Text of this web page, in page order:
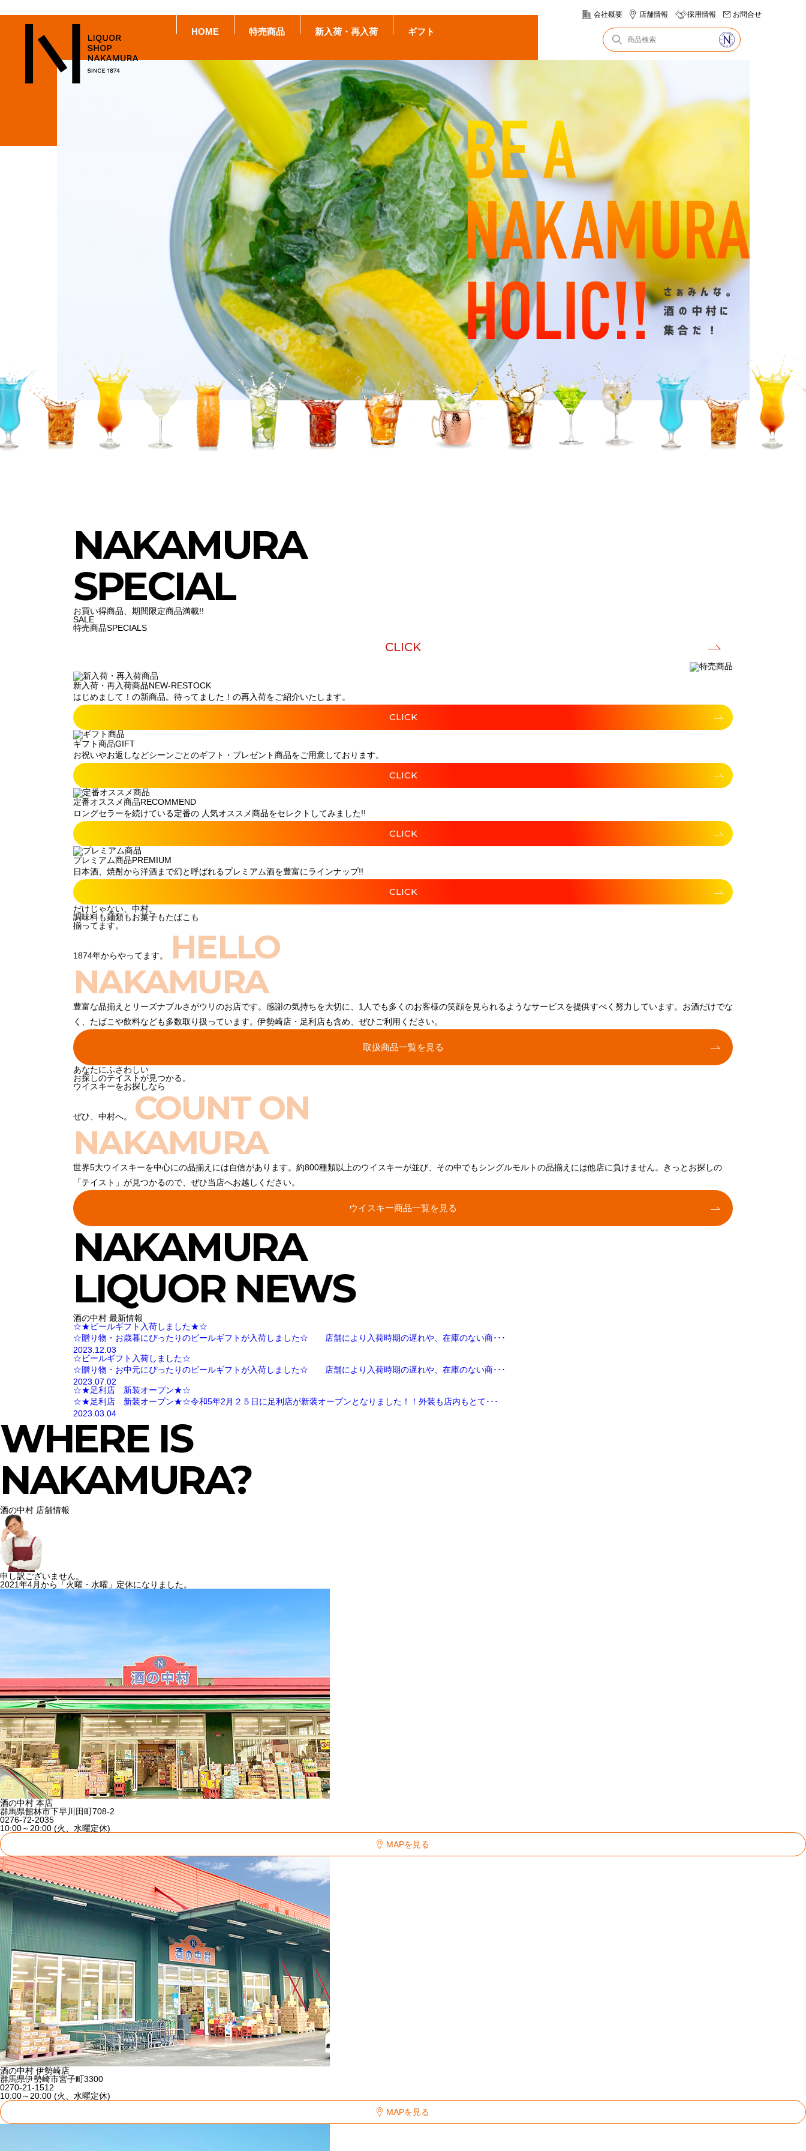
HOME 特売商品 新入荷・再入荷 ギフト
会社概要 店舗情報 採用情報 お問合せ
NAKAMURA
SPECIAL
お買い得商品、期間限定商品満載!!
SALE
特売商品SPECIALS
CLICK
新入荷・再入荷商品NEW-RESTOCK
はじめまして！の新商品。待ってました！の再入荷をご紹介いたします。
CLICK
ギフト商品GIFT
お祝いやお返しなどシーンごとのギフト・プレゼント商品をご用意しております。
CLICK
定番オススメ商品RECOMMEND
ロングセラーを続けている定番の 人気オススメ商品をセレクトしてみました!!
CLICK
プレミアム商品PREMIUM
日本酒、焼酎から洋酒まで幻と呼ばれるプレミアム酒を豊富にラインナップ!!
CLICK
だけじゃない、中村。
調味料も麺類もお菓子もたばこも
揃ってます。
1874年からやってます。
HELLO
NAKAMURA
豊富な品揃えとリーズナブルさがウリのお店です。感謝の気持ちを大切に、1人でも多くのお客様の笑顔を見られるようなサービスを提供すべく努力しています。お酒だけでな
く、たばこや飲料なども多数取り扱っています。伊勢崎店・足利店も含め、ぜひご利用ください。
取扱商品一覧を見る
あなたにふさわしい
お探しのテイストが見つかる。
ウイスキーをお探しなら
ぜひ、中村へ。
COUNT ON
NAKAMURA
世界5大ウイスキーを中心にの品揃えには自信があります。約800種類以上のウイスキーが並び、その中でもシングルモルトの品揃えには他店に負けません。きっとお探しの
「テイスト」が見つかるので、ぜひ当店へお越しください。
ウイスキー商品一覧を見る
NAKAMURA
LIQUOR NEWS
酒の中村 最新情報
☆★ビールギフト入荷しました★☆
☆贈り物・お歳暮にぴったりのビールギフトが入荷しました☆ 店舗により入荷時期の遅れや、在庫のない商･･･
2023.12.03
☆ビールギフト入荷しました☆
☆贈り物・お中元にぴったりのビールギフトが入荷しました☆ 店舗により入荷時期の遅れや、在庫のない商･･･
2023.07.02
☆★足利店 新装オープン★☆
☆★足利店 新装オープン★☆令和5年2月２５日に足利店が新装オープンとなりました！！外装も店内もとて･･･
2023.03.04
WHERE IS
NAKAMURA?
酒の中村 店舗情報
申し訳ございません。
2021年4月から「火曜・水曜」定休になりました。
酒の中村 本店
群馬県館林市下早川田町708-2
0276-72-2035
10:00～20:00 (火、水曜定休)
MAPを見る
酒の中村 伊勢崎店
群馬県伊勢崎市宮子町3300
0270-21-1512
10:00～20:00 (火、水曜定休)
MAPを見る